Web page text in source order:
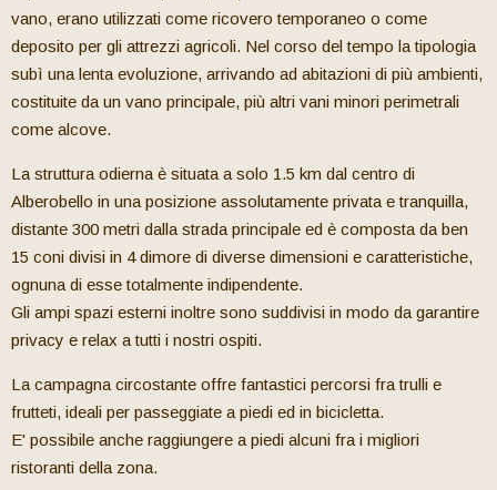
vano, erano utilizzati come ricovero temporaneo o come
deposito per gli attrezzi agricoli. Nel corso del tempo la tipologia
subì una lenta evoluzione, arrivando ad abitazioni di più ambienti,
costituite da un vano principale, più altri vani minori perimetrali
come alcove.
La struttura odierna è situata a solo 1.5 km dal centro di
Alberobello in una posizione assolutamente privata e tranquilla,
distante 300 metri dalla strada principale ed è composta da ben
15 coni divisi in 4 dimore di diverse dimensioni e caratteristiche,
ognuna di esse totalmente indipendente.
Gli ampi spazi esterni inoltre sono suddivisi in modo da garantire
privacy e relax a tutti i nostri ospiti.
La campagna circostante offre fantastici percorsi fra trulli e
frutteti, ideali per passeggiate a piedi ed in bicicletta.
E' possibile anche raggiungere a piedi alcuni fra i migliori
ristoranti della zona.